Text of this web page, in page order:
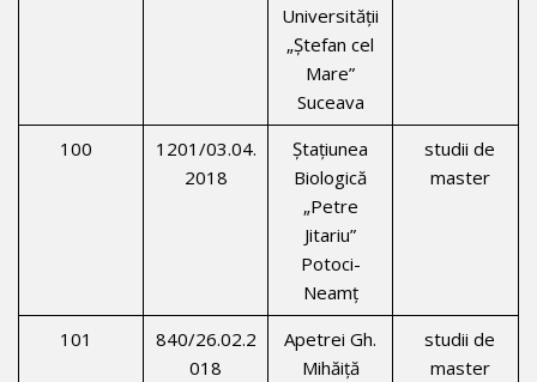
Universității
„Ştefan cel
Mare”
Suceava
100
1201/03.04.
2018
Ştațiunea
Biologică
„Petre
Jitariu”
Potoci-
Neamţ
studii de
master
101
840/26.02.2
018
Apetrei Gh.
Mihăiţă
studii de
master